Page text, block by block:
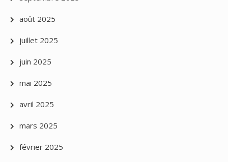
août 2025
juillet 2025
juin 2025
mai 2025
avril 2025
mars 2025
février 2025